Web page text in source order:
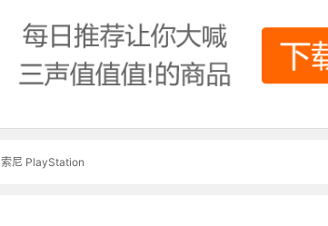
索尼 PlayStation